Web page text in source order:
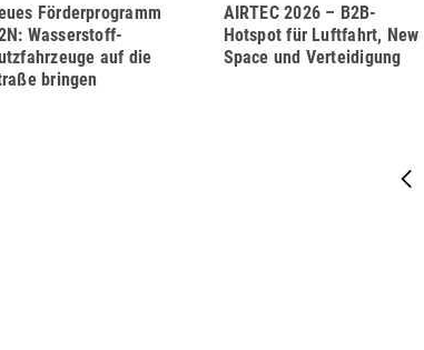
Förderprogramm
Wasserstoff-
auf die
bringen
AIRTEC 2026 – B2B-
Hotspot für Luftfahrt, New
Space und Verteidigung